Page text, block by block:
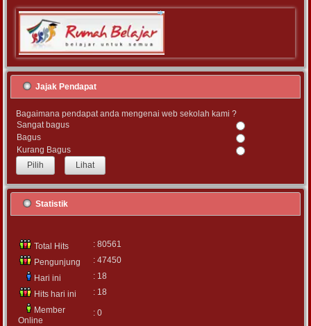
Jajak Pendapat
Bagaimana pendapat anda mengenai web sekolah kami ?
Sangat bagus
Bagus
Kurang Bagus
Lihat
Statistik
Total Hits
: 80561
Pengunjung
: 47450
Hari ini
: 18
Hits hari ini
: 18
Member
Online
: 0